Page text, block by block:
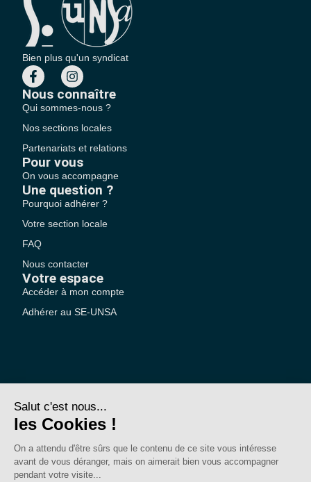
Bien plus qu'un syndicat
Nous connaître
Qui sommes-nous ?
Nos sections locales
Partenariats et relations
Pour vous
On vous accompagne
Une question ?
Pourquoi adhérer ?
Votre section locale
FAQ
Nous contacter
Votre espace
Accéder à mon compte
Adhérer au SE-UNSA